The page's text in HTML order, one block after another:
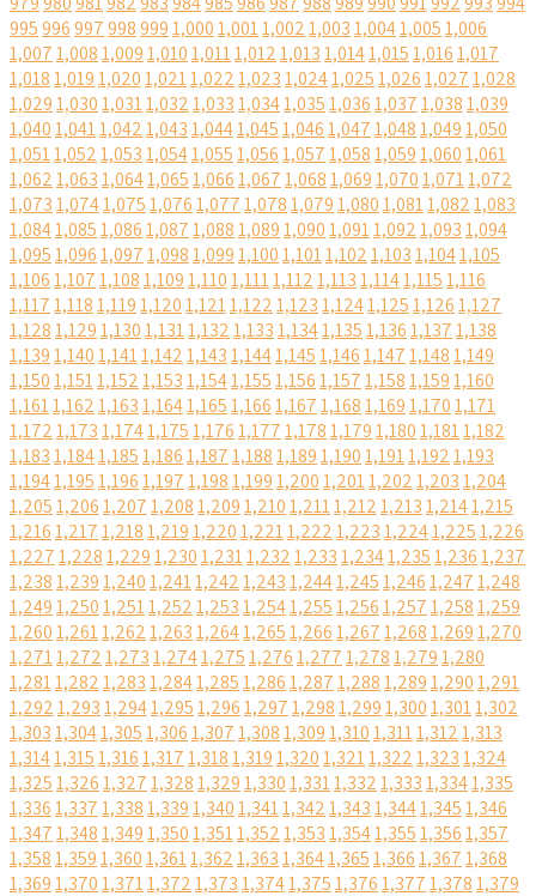
9959969979989991,0001,0011,0021,0031,0041,0051,006
1,0071,0081,0091,0101,0111,0121,0131,0141,0151,0161,017
1,0181,0191,0201,0211,0221,0231,0241,0251,0261,0271,028
1,0291,0301,0311,0321,0331,0341,0351,0361,0371,0381,039
1,0401,0411,0421,0431,0441,0451,0461,0471,0481,0491,050
1,0511,0521,0531,0541,0551,0561,0571,0581,0591,0601,061
1,0621,0631,0641,0651,0661,0671,0681,0691,0701,0711,072
1,0731,0741,0751,0761,0771,0781,0791,0801,0811,0821,083
1,0841,0851,0861,0871,0881,0891,0901,0911,0921,0931,094
1,0951,0961,0971,0981,0991,1001,1011,1021,1031,1041,105
1,1061,1071,1081,1091,1101,1111,1121,1131,1141,1151,116
1,1171,1181,1191,1201,1211,1221,1231,1241,1251,1261,127
1,1281,1291,1301,1311,1321,1331,1341,1351,1361,1371,138
1,1391,1401,1411,1421,1431,1441,1451,1461,1471,1481,149
1,1501,1511,1521,1531,1541,1551,1561,1571,1581,1591,160
1,1611,1621,1631,1641,1651,1661,1671,1681,1691,1701,171
1,1721,1731,1741,1751,1761,1771,1781,1791,1801,1811,182
1,1831,1841,1851,1861,1871,1881,1891,1901,1911,1921,193
1,1941,1951,1961,1971,1981,1991,2001,2011,2021,2031,204
1,2051,2061,2071,2081,2091,2101,2111,2121,2131,2141,215
1,2161,2171,2181,2191,2201,2211,2221,2231,2241,2251,226
1,2271,2281,2291,2301,2311,2321,2331,2341,2351,2361,237
1,2381,2391,2401,2411,2421,2431,2441,2451,2461,2471,248
1,2491,2501,2511,2521,2531,2541,2551,2561,2571,2581,259
1,2601,2611,2621,2631,2641,2651,2661,2671,2681,2691,270
1,2711,2721,2731,2741,2751,2761,2771,2781,2791,280
1,2811,2821,2831,2841,2851,2861,2871,2881,2891,2901,291
1,2921,2931,2941,2951,2961,2971,2981,2991,3001,3011,302
1,3031,3041,3051,3061,3071,3081,3091,3101,3111,3121,313
1,3141,3151,3161,3171,3181,3191,3201,3211,3221,3231,324
1,3251,3261,3271,3281,3291,3301,3311,3321,3331,3341,335
1,3361,3371,3381,3391,3401,3411,3421,3431,3441,3451,346
1,3471,3481,3491,3501,3511,3521,3531,3541,3551,3561,357
1,3581,3591,3601,3611,3621,3631,3641,3651,3661,3671,368
1,3691,3701,3711,3721,3731,3741,3751,3761,3771,3781,379